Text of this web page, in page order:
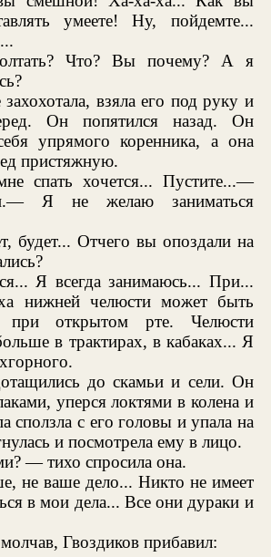
умеете! Ну, пойдемте...
Что? Вы почему? А я
взяла его под руку и
Он попятился назад. Он
упрямого коренника, а она
пристяжную.
спать хочется... Пустите...—
Я не желаю заниматься
будет... Отчего вы опоздали на
Я всегда занимаюсь... При...
нижней челюсти может быть
при открытом рте. Челюсти
в трактирах, в кабаках... Я
до скамьи и сели. Он
уперся локтями в колена и
сползла с его головы и упала на
и посмотрела ему в лицо.
— тихо спросила она.
не ваше дело... Никто не имеет
в мои дела... Все они дураки и
Гвоздиков прибавил: